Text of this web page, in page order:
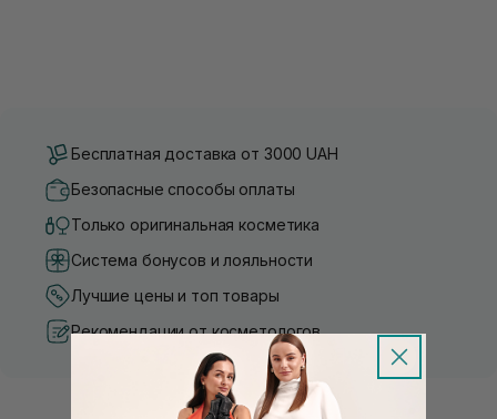
Бесплатная доставка от 3000 UAH
Безопасные способы оплаты
Только оригинальная косметика
Система бонусов и лояльности
Лучшие цены и топ товары
Рекомендации от косметологов